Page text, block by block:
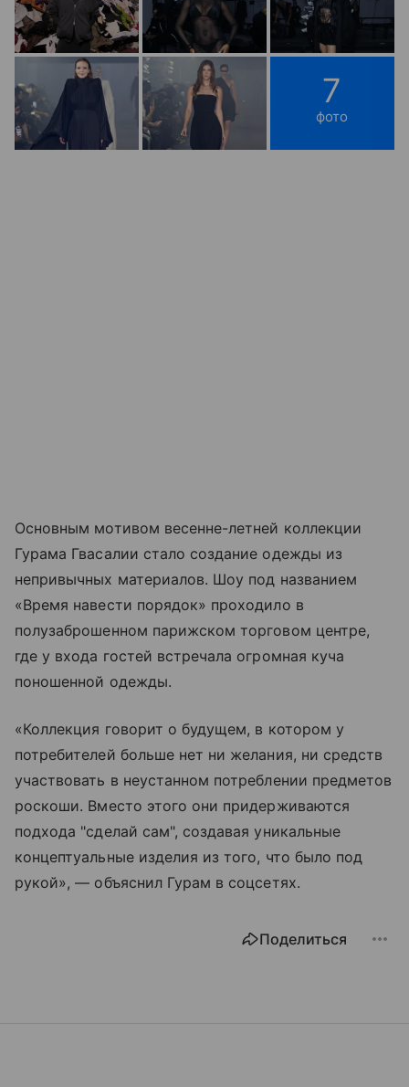
7
фото
Основным мотивом весенне-летней коллекции
Гурама Гвасалии стало создание одежды из
непривычных материалов. Шоу под названием
«Время навести порядок» проходило в
полузаброшенном парижском торговом центре,
где у входа гостей встречала огромная куча
поношенной одежды.
«Коллекция говорит о будущем, в котором у
потребителей больше нет ни желания, ни средств
участвовать в неустанном потреблении предметов
роскоши. Вместо этого они придерживаются
подхода "сделай сам", создавая уникальные
концептуальные изделия из того, что было под
рукой», — объяснил Гурам в соцсетях.
Поделиться